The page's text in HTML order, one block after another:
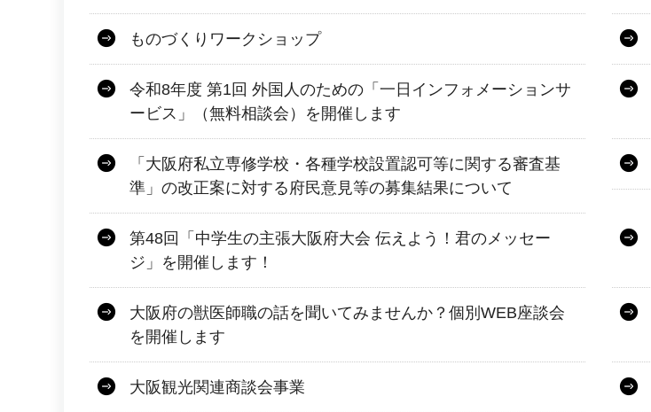
ものづくりワークショップ
令和8年度 第1回 外国人のための「一日インフォメーションサ
ービス」（無料相談会）を開催します
「大阪府私立専修学校・各種学校設置認可等に関する審査基
準」の改正案に対する府民意見等の募集結果について
第48回「中学生の主張大阪府大会 伝えよう！君のメッセー
ジ」を開催します！
大阪府の獣医師職の話を聞いてみませんか？個別WEB座談会
を開催します
大阪観光関連商談会事業